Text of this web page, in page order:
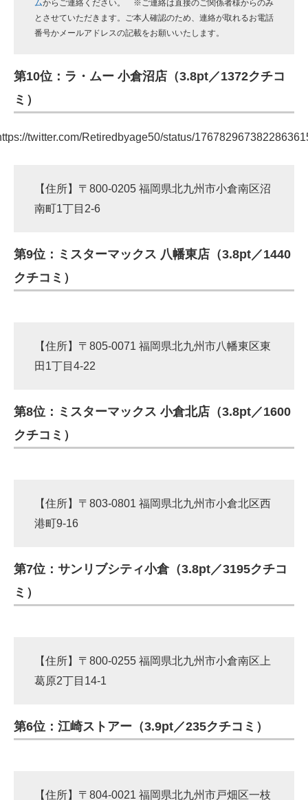
ムからご連絡ください。 ※ご連絡は直接のご関係者様からのみ
とさせていただきます。ご本人確認のため、連絡が取れるお電話
番号かメールアドレスの記載をお願いいたします。
第10位：ラ・ムー 小倉沼店（3.8pt／1372クチコ
ミ）
twitter.com/Retiredbyage50/status/
【住所】〒800-0205 福岡県北九州市小倉南区沼
南町1丁目2-6
第9位：ミスターマックス 八幡東店（3.8pt／1440
クチコミ）
【住所】〒805-0071 福岡県北九州市八幡東区東
田1丁目4-22
第8位：ミスターマックス 小倉北店（3.8pt／1600
クチコミ）
【住所】〒803-0801 福岡県北九州市小倉北区西
港町9-16
第7位：サンリブシティ小倉（3.8pt／3195クチコ
ミ）
【住所】〒800-0255 福岡県北九州市小倉南区上
葛原2丁目14-1
第6位：江崎ストアー（3.9pt／235クチコミ）
【住所】〒804-0021 福岡県北九州市戸畑区一枝